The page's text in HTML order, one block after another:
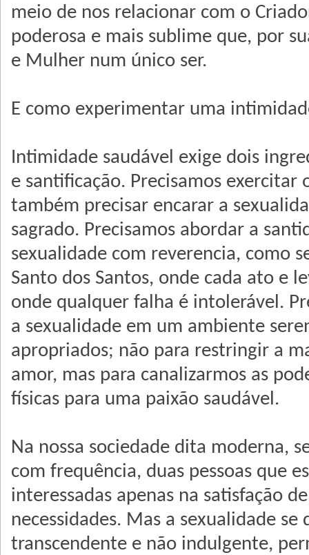
meio de nos relacionar com o
poderosa e mais sublime que, por
e Mulher num único ser.
E como experimentar uma
Intimidade saudável exige dois
e santificação. Precisamos exercitar
também precisar encarar a
sagrado. Precisamos abordar a
sexualidade com reverencia, como
Santo dos Santos, onde cada ato e
onde qualquer falha é intolerável.
a sexualidade em um ambiente
apropriados; não para restringir a
amor, mas para canalizarmos as
físicas para uma paixão saudável.
Na nossa sociedade dita moderna,
com frequência, duas pessoas que
interessadas apenas na satisfação
necessidades. Mas a sexualidade se
transcendente e não indulgente,